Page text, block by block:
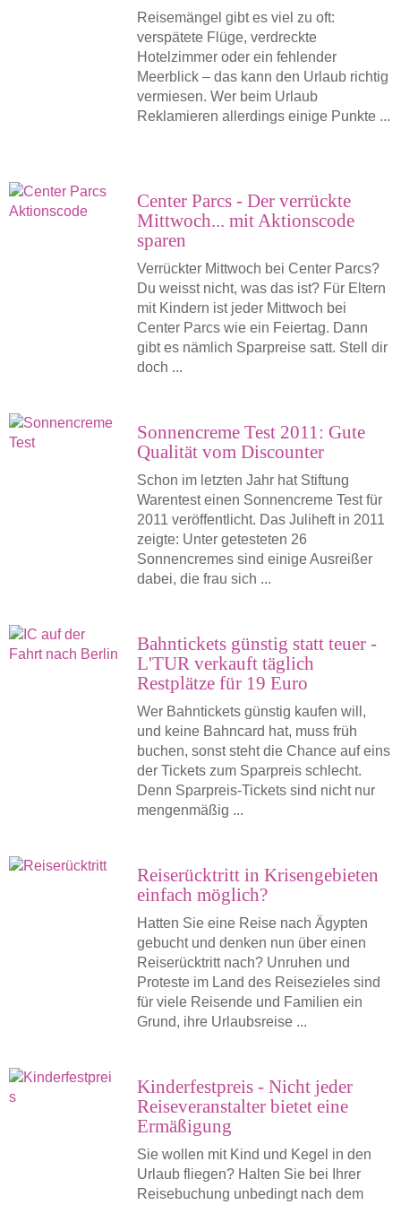
Reisemängel gibt es viel zu oft:
verspätete Flüge, verdreckte
Hotelzimmer oder ein fehlender
Meerblick – das kann den Urlaub richtig
vermiesen. Wer beim Urlaub
Reklamieren allerdings einige Punkte ...
Center Parcs - Der verrückte
Mittwoch... mit Aktionscode
sparen
Verrückter Mittwoch bei Center Parcs?
Du weisst nicht, was das ist? Für Eltern
mit Kindern ist jeder Mittwoch bei
Center Parcs wie ein Feiertag. Dann
gibt es nämlich Sparpreise satt. Stell dir
doch ...
Sonnencreme Test 2011: Gute
Qualität vom Discounter
Schon im letzten Jahr hat Stiftung
Warentest einen Sonnencreme Test für
2011 veröffentlicht. Das Juliheft in 2011
zeigte: Unter getesteten 26
Sonnencremes sind einige Ausreißer
dabei, die frau sich ...
Bahntickets günstig statt teuer -
L'TUR verkauft täglich
Restplätze für 19 Euro
Wer Bahntickets günstig kaufen will,
und keine Bahncard hat, muss früh
buchen, sonst steht die Chance auf eins
der Tickets zum Sparpreis schlecht.
Denn Sparpreis-Tickets sind nicht nur
mengenmäßig ...
Reiserücktritt in Krisengebieten
einfach möglich?
Hatten Sie eine Reise nach Ägypten
gebucht und denken nun über einen
Reiserücktritt nach? Unruhen und
Proteste im Land des Reisezieles sind
für viele Reisende und Familien ein
Grund, ihre Urlaubsreise ...
Kinderfestpreis - Nicht jeder
Reiseveranstalter bietet eine
Ermäßigung
Sie wollen mit Kind und Kegel in den
Urlaub fliegen? Halten Sie bei Ihrer
Reisebuchung unbedingt nach dem